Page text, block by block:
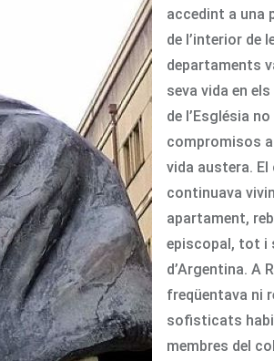
accedint a una
de l’interior de
departaments
seva vida en
de l’Església
compromisos
vida austera.
continuava
apartament,
episcopal, tot i
d’Argentina. A
freqüentava ni
sofisticats
membres del